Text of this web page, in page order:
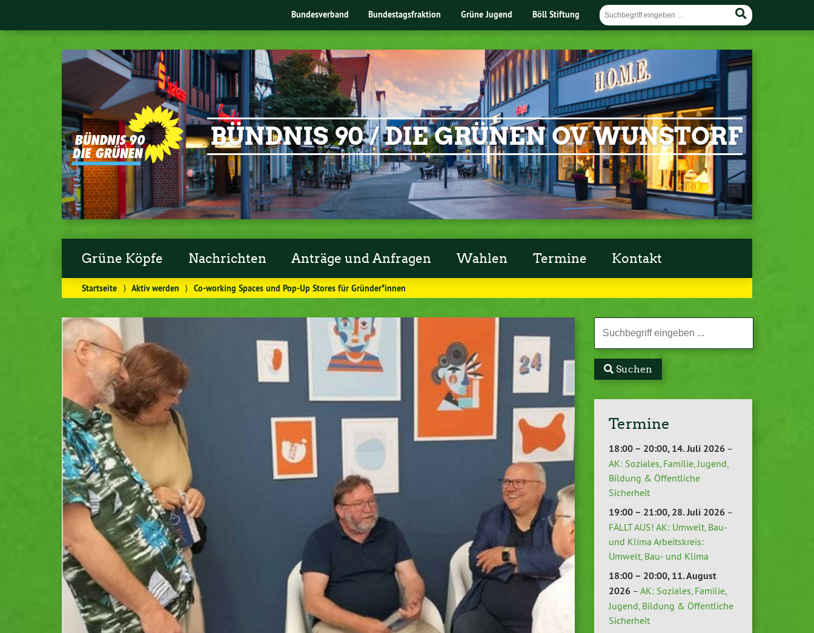
Bundesverband Bundestagsfraktion Grüne Jugend Böll Stiftung
BÜNDNIS 90 / DIE GRÜNEN OV WUNSTORF
Grüne Köpfe Nachrichten Anträge und Anfragen Wahlen Termine Kontakt
Startseite ⟩ Aktiv werden ⟩ Co-working Spaces und Pop-Up Stores für Gründer*innen
Suchen
Termine
18:00 – 20:00,14. Juli 2026–
AK: Soziales, Familie, Jugend,
Bildung & Öffentliche
Sicherheit
19:00 – 21:00,28. Juli 2026–
FÄLLT AUS! AK: Umwelt, Bau-
und Klima Arbeitskreis:
Umwelt, Bau- und Klima
18:00 – 20:00,11. August
2026– AK: Soziales, Familie,
Jugend, Bildung & Öffentliche
Sicherheit